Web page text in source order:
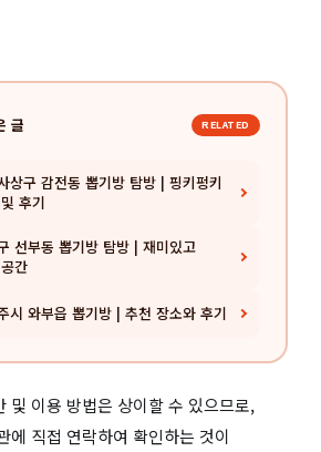
글 RELATED
상구 감전동 뽑기방 탐방 | 핑키펑키
후기
선부동 뽑기방 탐방 | 재미있고
간
시 와부읍 뽑기방 | 추천 장소와 후기
및 이용 방법은 상이할 수 있으므로,
에 직접 연락하여 확인하는 것이